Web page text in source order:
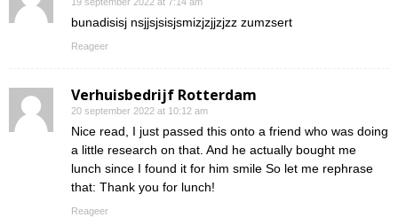
bunadisisj nsjjsjsisjsmizjzjjzjzz zumzsert
Reageer
Verhuisbedrijf Rotterdam
20 september 2022 at 10:12 am
Nice read, I just passed this onto a friend who was doing
a little research on that. And he actually bought me
lunch since I found it for him smile So let me rephrase
that: Thank you for lunch!
Reageer